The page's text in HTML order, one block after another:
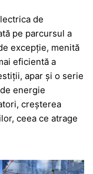
de
pe parcursul a
excepție, menită
eficientă a
apar și o serie
energie
creșterea
ceea ce atrage